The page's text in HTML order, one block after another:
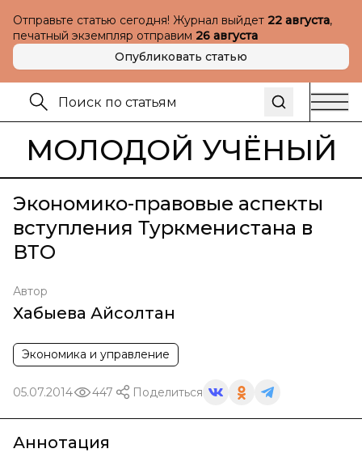
Отправьте статью сегодня! Журнал выйдет 22 августа,
печатный экземпляр отправим 26 августа
Опубликовать статью
МОЛОДОЙ УЧЁНЫЙ
Экономико-правовые аспекты
вступления Туркменистана в
ВТО
Автор
Хабыева Айсолтан
Экономика и управление
05.07.2014 447 Поделиться
Аннотация